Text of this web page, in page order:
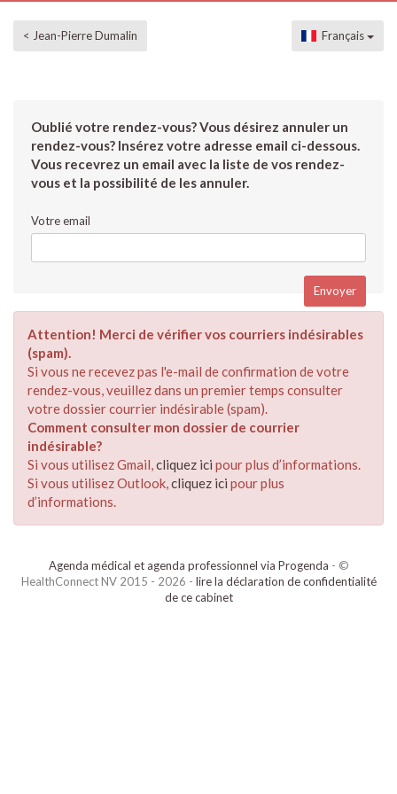
< Jean-Pierre Dumalin Français
Oublié votre rendez-vous? Vous désirez annuler un
rendez-vous? Insérez votre adresse email ci-dessous.
Vous recevrez un email avec la liste de vos rendez-
vous et la possibilité de les annuler.
Votre email
Attention! Merci de vérifier vos courriers indésirables
(spam).
Si vous ne recevez pas l'e-mail de confirmation de votre
rendez-vous, veuillez dans un premier temps consulter
votre dossier courrier indésirable (spam).
Comment consulter mon dossier de courrier
indésirable?
Si vous utilisez Gmail,cliquez ici pour plus d’informations.
Si vous utilisez Outlook,cliquez ici pour plus
d’informations.
Agenda médical et agenda professionnel via Progenda - ©
HealthConnect NV 2015 - 2026 - lire la déclaration de confidentialité
de ce cabinet